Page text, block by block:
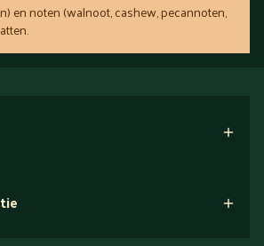
en noten (walnoot, cashew, pecannoten,